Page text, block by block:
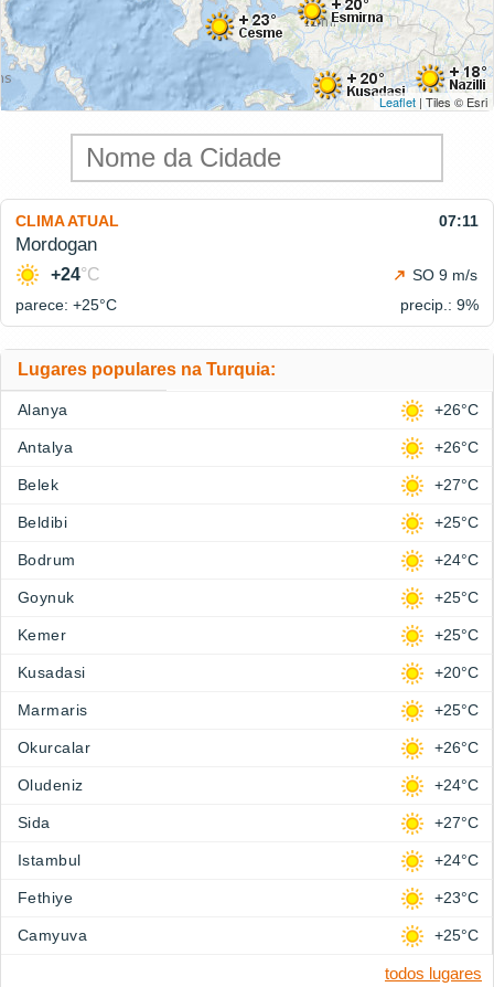
Leaflet | Tiles © Esri
CLIMA ATUAL 07:11
Mordogan
+24°C
SO 9 m/s
parece: +25°C precip.: 9%
Lugares populares na Turquia:
Alanya +26°C
Antalya +26°C
Belek +27°C
Beldibi +25°C
Bodrum +24°C
Goynuk +25°C
Kemer +25°C
Kusadasi +20°C
Marmaris +25°C
Okurcalar +26°C
Oludeniz +24°C
Sida +27°C
Istambul +24°C
Fethiye +23°C
Camyuva +25°C
todos lugares